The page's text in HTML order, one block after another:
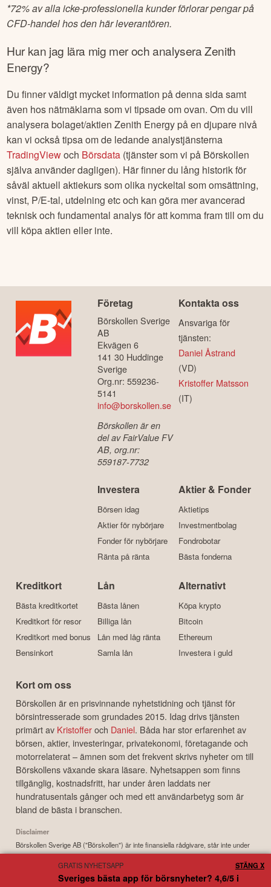
*72% av alla icke-professionella kunder förlorar pengar på
CFD-handel hos den här leverantören.
Hur kan jag lära mig mer och analyseraZenith
Energy?
Du finner väldigt mycket information på denna sida samt
även hos nätmäklarna som vi tipsade om ovan. Om du vill
analysera bolaget/aktienZenith Energy på en djupare nivå
kan vi också tipsa om de ledande analystjänsterna
TradingViewoch Börsdata (tjänster som vi på Börskollen
själva använder dagligen). Här finner du lång historik för
såväl aktuell aktiekurs som olika nyckeltal som omsättning,
vinst, P/E-tal, utdelning etc och kan göra mer avancerad
teknisk och fundamental analys för att komma fram till om du
vill köpa aktien eller inte.
Företag
Börskollen Sverige
AB
Ekvägen 6
141 30 Huddinge
Sverige
Org.nr: 559236-
5141
info@borskollen.se
Börskollen är en
del av FairValue FV
AB, org.nr:
559187-7732
Kontakta oss
Ansvariga för
tjänsten:
Daniel Åstrand
(VD)
Kristoffer Matsson
(IT)
Investera
Börsen idag
Aktier för nybörjare
Fonder för nybörjare
Ränta på ränta
Aktier & Fonder
Aktietips
Investmentbolag
Fondrobotar
Bästa fonderna
Kreditkort
Bästa kreditkortet
Kreditkort för resor
Kreditkort med bonus
Bensinkort
Lån
Bästa lånen
Billiga lån
Lån med låg ränta
Samla lån
Alternativt
Köpa krypto
Bitcoin
Ethereum
Investera i guld
Kort om oss
Börskollen är en prisvinnande nyhetstidning och tjänst för
börsintresserade som grundades 2015. Idag drivs tjänsten
primärt av Kristofferoch Daniel. Båda har stor erfarenhet av
börsen, aktier, investeringar, privatekonomi, företagande och
motorrelaterat – ämnen som det frekvent skrivs nyheter om till
Börskollens växande skara läsare. Nyhetsappen som finns
tillgänglig, kostnadsfritt, har under åren laddats ner
hundratusentals gånger och med ett användarbetyg som är
bland de bästa i branschen.
Disclaimer
Börskollen Sverige AB ("Börskollen") är inte finansiella rådgivare, står inte under
finansinspektionens tillsyn och ger inga råd till dig. Detta innebär att
investeringsbeslut baserade på information som direkt eller indirekt härrörande
från Börskollen eller personer med koppling till Börskollen, alltid fattas
GRATIS NYHETSAPP
Sveriges bästa app för börsnyheter? 4,6/5 i
STÄNG X